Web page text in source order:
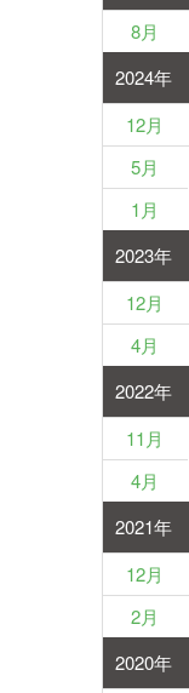
8月
2024年
12月
5月
1月
2023年
12月
4月
2022年
11月
4月
2021年
12月
2月
2020年